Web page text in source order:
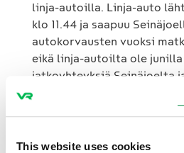
This website uses cookies
linja-autoilla. Linja-auto
klo 11.44 ja saapuu
autokorvausten vuoksi
eikä linja-autoilta ole junilla
jatkoyhteyksiä Seinäjoelta
Tarvittaessa jatkoyhteyksiä
korvaavin taksikuljetuksin.
niissä käyvät myös kaikki